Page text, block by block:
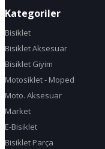
Kategoriler
Bisiklet
Bisiklet Aksesuar
Bisiklet Giyim
Motosiklet - Moped
Moto. Aksesuar
Market
E-Bisiklet
Bisiklet Parça